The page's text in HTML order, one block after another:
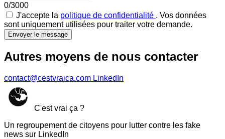
0/3000
J'accepte la politique de confidentialité . Vos données
sont uniquement utilisées pour traiter votre demande.
Envoyer le message
Autres moyens de nous contacter
contact@cestvraica.com LinkedIn
C'est vrai ça ?
Un regroupement de citoyens pour lutter contre les fake
news sur LinkedIn